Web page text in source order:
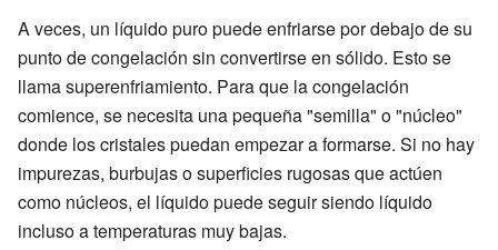
A veces, un líquido puro puede enfriarse por debajo de su
punto de congelación sin convertirse en sólido. Esto se
llama superenfriamiento. Para que la congelación
comience, se necesita una pequeña "semilla" o "núcleo"
donde los cristales puedan empezar a formarse. Si no hay
impurezas, burbujas o superficies rugosas que actúen
como núcleos, el líquido puede seguir siendo líquido
incluso a temperaturas muy bajas.